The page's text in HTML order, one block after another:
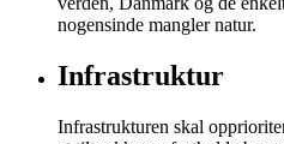
nogensinde mangler natur.
Infrastruktur
Infrastrukturen skal